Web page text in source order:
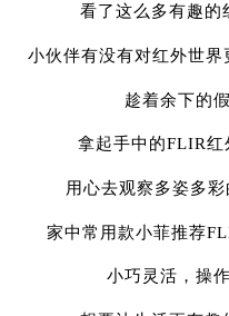
看了这么多有趣的
小伙伴有没有对红外世界
趁着余下的
拿起手中的FLIR红
用心去观察多姿多彩
家中常用款小菲推荐
小巧灵活，操作